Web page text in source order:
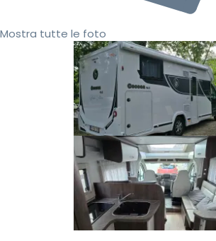
Mostra tutte le foto